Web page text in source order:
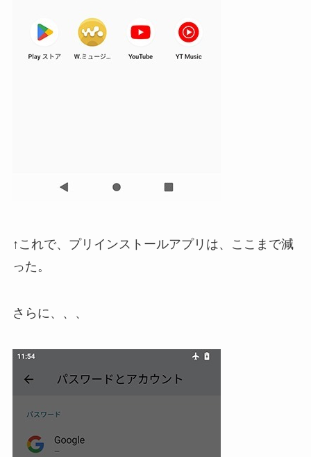
↑これで、プリインストールアプリは、ここまで減
った。
さらに、、、